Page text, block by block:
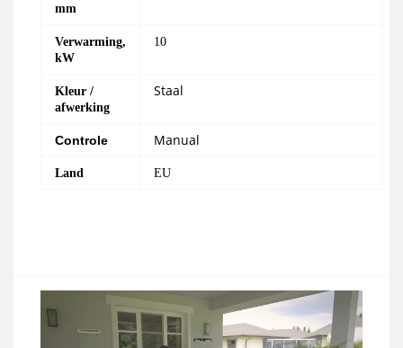
mm
Verwarming,
kW
10
Kleur /
afwerking
Staal
Controle Manual
Land EU